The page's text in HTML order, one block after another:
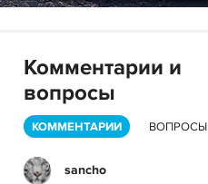
Комментарии и
вопросы
КОММЕНТАРИИ ВОПРОСЫ
sancho